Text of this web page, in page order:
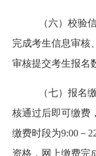
（六）校验
完成考生信息审核
审核提交考生报名
（七）报名
核通过后即可缴费
缴费时段为9:00－
资格，网上缴费完